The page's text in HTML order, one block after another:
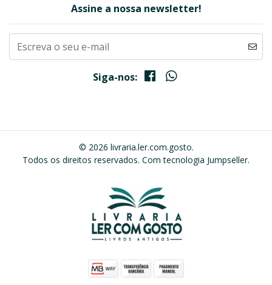
Assine a nossa newsletter!
Siga-nos:
© 2026 livraria.ler.com.gosto.
Todos os direitos reservados. Com tecnologia Jumpseller.